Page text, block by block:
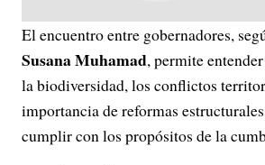
El encuentro entre gobernadores,
Susana Muhamad, permite
la biodiversidad, los conflictos
importancia de reformas
cumplir con los propósitos de la